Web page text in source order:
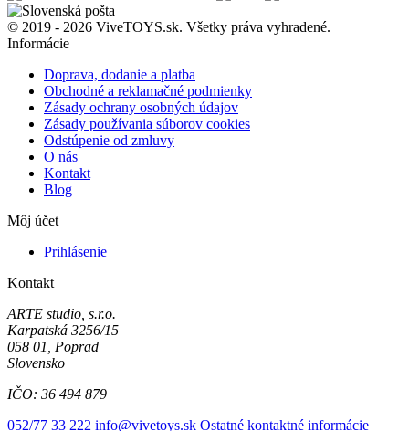
© 2019 - 2026 ViveTOYS.sk. Všetky práva vyhradené.
Informácie
Doprava, dodanie a platba
Obchodné a reklamačné podmienky
Zásady ochrany osobných údajov
Zásady používania súborov cookies
Odstúpenie od zmluvy
O nás
Kontakt
Blog
Môj účet
Prihlásenie
Kontakt
ARTE studio, s.r.o.
Karpatská 3256/15
058 01, Poprad
Slovensko
IČO: 36 494 879
052/77 33 222 info@vivetoys.sk Ostatné kontaktné informácie